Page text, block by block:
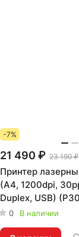
-7%
21 490 ₽ 23 190 ₽
Принтер
(A4, 1200dpi,
Duplex, USB)
0 В наличии